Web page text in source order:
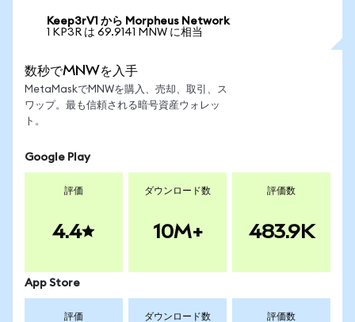
Keep3rV1 から Morpheus Network
1 KP3R は 69.9141 MNW に相当
数秒でMNWを入手
MetaMaskでMNWを購入、売却、取引、ス
ワップ。最も信頼される暗号資産ウォレッ
ト。
Google Play
評価
4.4
ダウンロード数
10M+
評価数
483.9K
App Store
評価 ダウンロード数 評価数